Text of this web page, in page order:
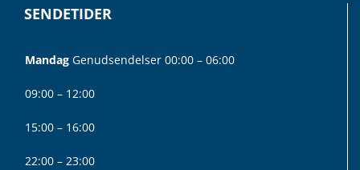
SENDETIDER
Mandag Genudsendelser 00:00 – 06:00
09:00 – 12:00
15:00 – 16:00
22:00 – 23:00